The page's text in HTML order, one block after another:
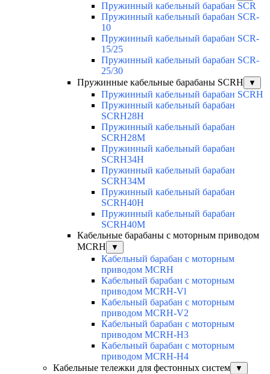
Пружинный кабельный барабан SCR
Пружинный кабельный барабан SCR-
10
Пружинный кабельный барабан SCR-
15/25
Пружинный кабельный барабан SCR-
25/30
Пружинные кабельные барабаны SCRH
▼
Пружинный кабельный барабан SCRH
Пружинный кабельный барабан
SCRH28H
Пружинный кабельный барабан
SCRH28M
Пружинный кабельный барабан
SCRH34H
Пружинный кабельный барабан
SCRH34M
Пружинный кабельный барабан
SCRH40H
Пружинный кабельный барабан
SCRH40M
Кабельные барабаны с моторным приводом
MCRH
▼
Кабельный барабан с моторным
приводом MCRH
Кабельный барабан с моторным
приводом MCRH-Vl
Кабельный барабан с моторным
приводом MCRH-V2
Кабельный барабан с моторным
приводом MCRH-H3
Кабельный барабан с моторным
приводом MCRH-H4
Кабельные тележки для фестонных систем
▼